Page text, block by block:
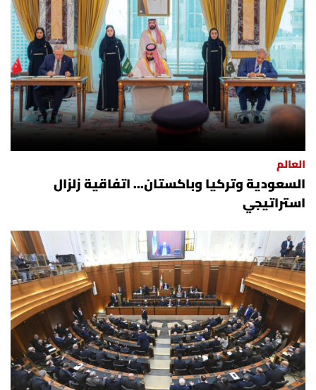
العالم
السعودية وتركيا وباكستان... اتفاقية زلزال
استراتيجي